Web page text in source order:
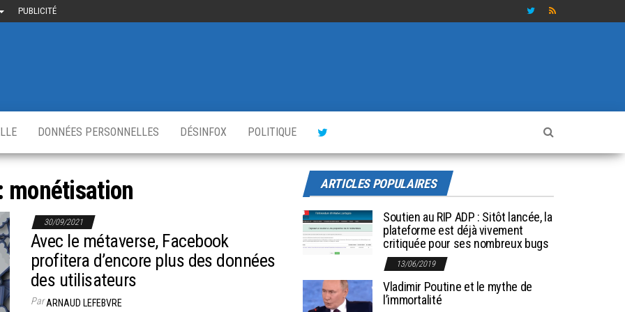
PUBLICITÉ
DONNÉES PERSONNELLES DÉSINFOX POLITIQUE
monétisation
30/09/2021
Avec le métaverse, Facebook
profitera d’encore plus des données
des utilisateurs
ParARNAUD LEFEBVRE
ARTICLES POPULAIRES
Soutien au RIP ADP : Sitôt lancée, la
plateforme est déjà vivement
critiquée pour ses nombreux bugs
13/06/2019
Vladimir Poutine et le mythe de
l’immortalité